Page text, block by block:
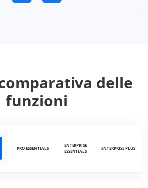
delle
funzioni
PRO ESSENTIALS
ENTERPRISE
ESSENTIALS
ENTERPRISE PLUS